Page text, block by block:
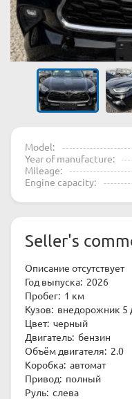
Model:
Year of manufacture:
Mileage:
Engine capacity:
Seller's
Описание отсутствует
Год выпуска: 2026
Пробег: 1 км
Кузов: внедорожник 5
Цвет: черный
Двигатель: бензин
Объём двигателя: 2.0
Коробка: автомат
Привод: полный
Руль: слева